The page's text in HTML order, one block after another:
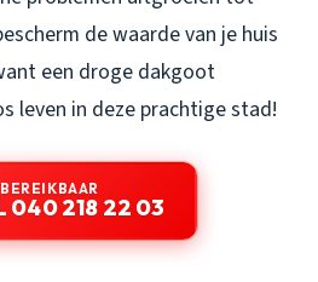
de waarde van je huis
een droge dakgoot
leven in deze prachtige stad!
040 218 22 03